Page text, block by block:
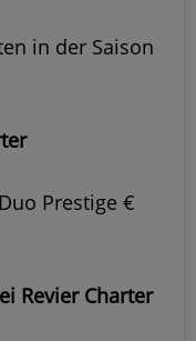
in der Saison
Prestige €
Revier Charter